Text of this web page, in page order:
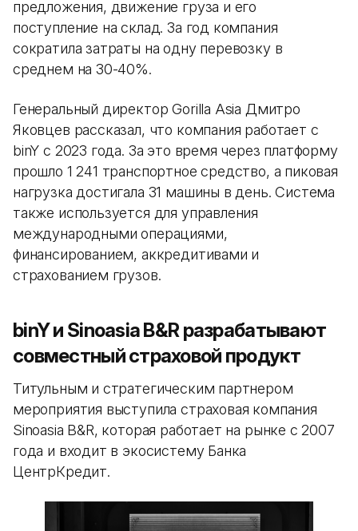
предложения, движение груза и его
поступление на склад. За год компания
сократила затраты на одну перевозку в
среднем на 30-40%.
Генеральный директор Gorilla Asia Дмитро
Яковцев рассказал, что компания работает с
binY с 2023 года. За это время через платформу
прошло 1 241 транспортное средство, а пиковая
нагрузка достигала 31 машины в день. Система
также используется для управления
международными операциями,
финансированием, аккредитивами и
страхованием грузов.
binY и Sinoasia B&R разрабатывают
совместный страховой продукт
Титульным и стратегическим партнером
мероприятия выступила страховая компания
Sinoasia B&R, которая работает на рынке с 2007
года и входит в экосистему Банка
ЦентрКредит.